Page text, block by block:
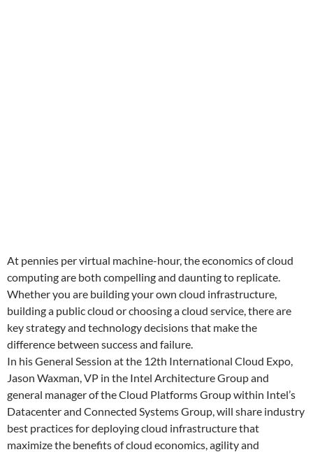
At pennies per virtual machine-hour, the economics of cloud
computing are both compelling and daunting to replicate.
Whether you are building your own cloud infrastructure,
building a public cloud or choosing a cloud service, there are
key strategy and technology decisions that make the
difference between success and failure.
In his General Session at the 12th International Cloud Expo,
Jason Waxman, VP in the Intel Architecture Group and
general manager of the Cloud Platforms Group within Intel’s
Datacenter and Connected Systems Group, will share industry
best practices for deploying cloud infrastructure that
maximize the benefits of cloud economics, agility and